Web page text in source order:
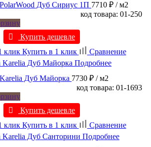
Дуб Сириус 1П 7710 ₽ / м2
код товара: 01-250
Купить дешевле
Купить в 1 клик
Сравнение
Подробнее
Дуб Майорка 7730 ₽ / м2
код товара: 01-1693
Купить дешевле
Купить в 1 клик
Сравнение
Подробнее